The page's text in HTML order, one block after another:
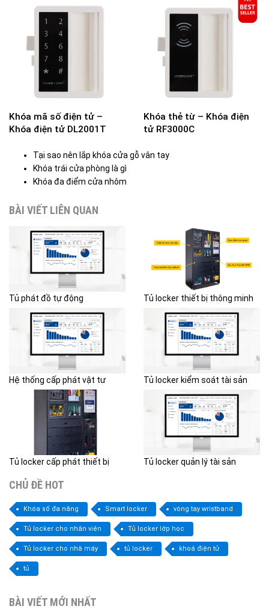
Khóa mã số điện tử –
Khóa điện tử DL2001T
Khóa thẻ từ – Khóa điện
tử RF3000C
Tại sao nên lắp khóa cửa gỗ vân tay
Khóa trái cửa phòng là gì
Khóa đa điểm cửa nhôm
BÀI VIẾT LIÊN QUAN
Tủ phát đồ tự động Tủ locker thiết bị thông minh
Hệ thống cấp phát vật tư Tủ locker kiểm soát tài sản
Tủ locker cấp phát thiết bị Tủ locker quản lý tài sản
CHỦ ĐỀ HOT
Khóa số đa năng Smart locker vòng tay wristband
Tủ locker cho nhân viên Tủ locker lớp học
Tủ locker cho nhà máy tủ locker khoá điện tử
tủ
BÀI VIẾT MỚI NHẤT